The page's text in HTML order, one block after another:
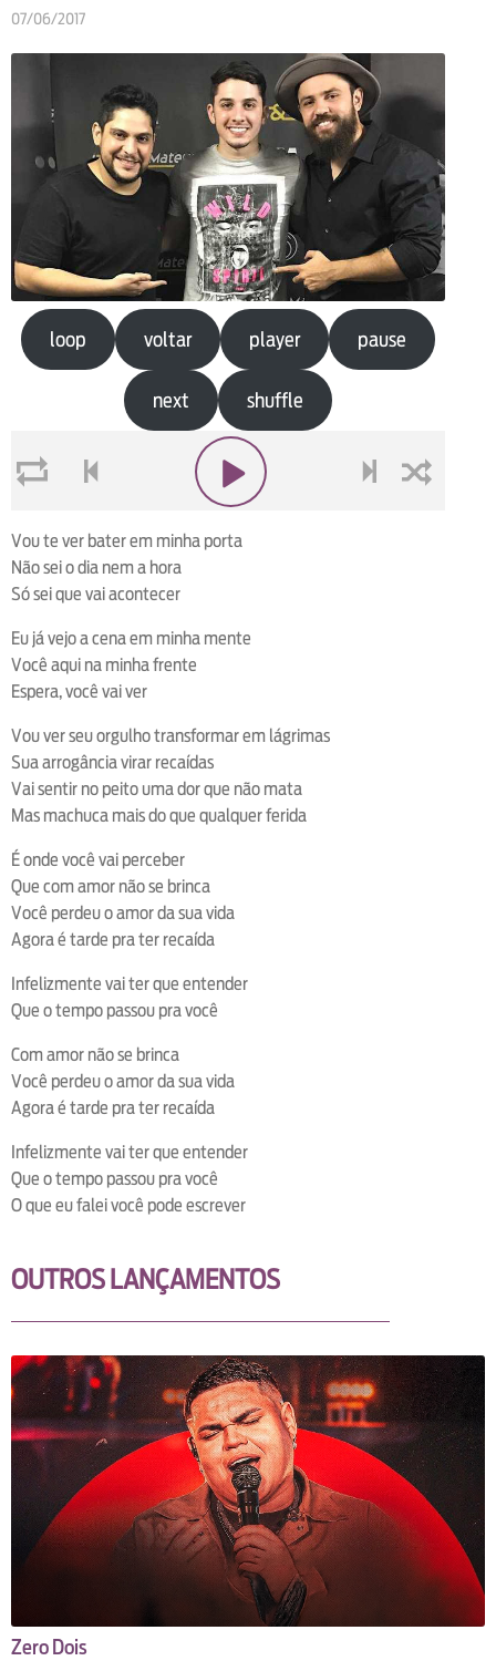
07/06/2017
loop voltar player pause
next shuffle
Vou te ver bater em minha porta
Não sei o dia nem a hora
Só sei que vai acontecer
Eu já vejo a cena em minha mente
Você aqui na minha frente
Espera, você vai ver
Vou ver seu orgulho transformar em lágrimas
Sua arrogância virar recaídas
Vai sentir no peito uma dor que não mata
Mas machuca mais do que qualquer ferida
É onde você vai perceber
Que com amor não se brinca
Você perdeu o amor da sua vida
Agora é tarde pra ter recaída
Infelizmente vai ter que entender
Que o tempo passou pra você
Com amor não se brinca
Você perdeu o amor da sua vida
Agora é tarde pra ter recaída
Infelizmente vai ter que entender
Que o tempo passou pra você
O que eu falei você pode escrever
OUTROS LANÇAMENTOS
Zero Dois